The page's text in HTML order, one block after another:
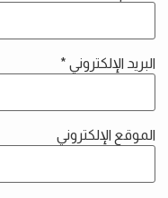
البريد الإلكتروني *
الموقع الإلكتروني